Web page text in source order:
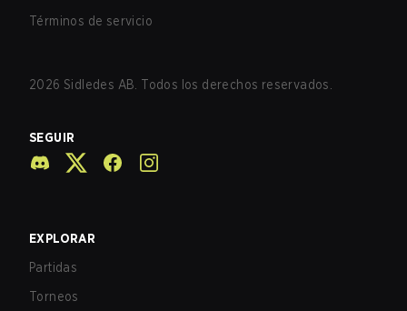
Términos de servicio
2026 Sidledes AB. Todos los derechos reservados.
SEGUIR
EXPLORAR
Partidas
Torneos